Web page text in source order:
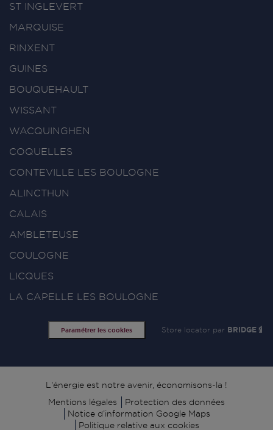
ST INGLEVERT
MARQUISE
RINXENT
GUINES
BOUQUEHAULT
WISSANT
WACQUINGHEN
COQUELLES
CONTEVILLE LES BOULOGNE
ALINCTHUN
CALAIS
AMBLETEUSE
COULOGNE
LICQUES
LA CAPELLE LES BOULOGNE
Paramétrer les cookies Store locator par BRIDGE
Signature
L'énergie est notre avenir, économisons-la !
Mentions légales
Protection des données
Notice d’information Google Maps
Politique relative aux cookies